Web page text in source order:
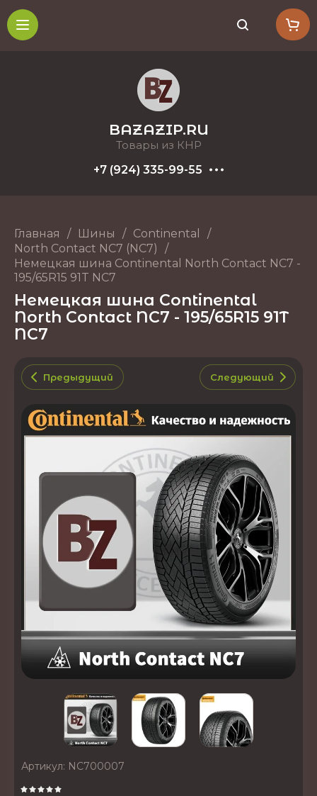
BAZAZIP.RU
Товары из КНР
+7 (924) 335-99-55
Главная / Шины / Continental
/
North Contact NC7 (NC7)
/
Немецкая шина Continental North Contact NC7 -
195/65R15 91T NC7
Немецкая шина Continental
North Contact NC7 - 195/65R15 91T
NC7
Предыдущий Следующий
Артикул: NC700007